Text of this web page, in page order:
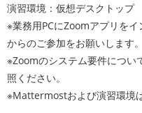
演習環境：仮想デスクトップ
※業務用PCにZoomアプリを
からのご参加をお願いします。
※Zoomのシステム要件につい
照ください。
※Mattermostおよび演習環境